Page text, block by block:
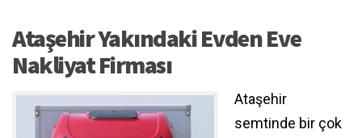
Ataşehir Yakındaki Evden Eve
Nakliyat Firması
Ataşehir
semtinde bir çok